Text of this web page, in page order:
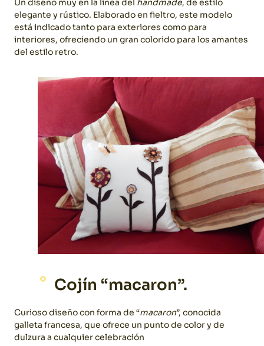
Un diseño muy en la línea del handmade, de estilo
elegante y rústico. Elaborado en fieltro, este modelo
está indicado tanto para exteriores como para
interiores, ofreciendo un gran colorido para los amantes
del estilo retro.
Cojín “macaron”.
Curioso diseño con forma de “macaron”, conocida
galleta francesa, que ofrece un punto de color y de
dulzura a cualquier celebración